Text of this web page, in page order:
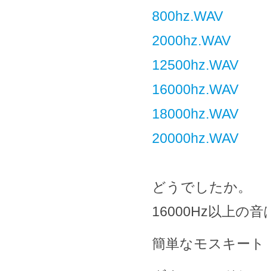
800hz.WAV
2000hz.WAV
12500hz.WAV
16000hz.WAV
18000hz.WAV
20000hz.WAV
どうでしたか。
16000Hz以上の
簡単なモスキー